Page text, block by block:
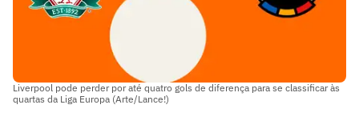
Liverpool pode perder por até quatro gols de diferença para se classificar às
quartas da Liga Europa (Arte/Lance!)